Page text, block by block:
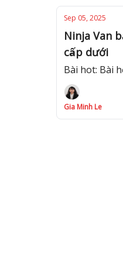
Sep 05, 2025
Ninja Van
cấp dưới
Bài hot: Bài
Gia Minh Le